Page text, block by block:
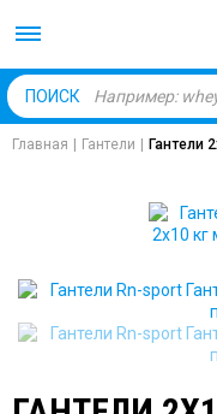
ПОИСК
Главная Гантели Гантели